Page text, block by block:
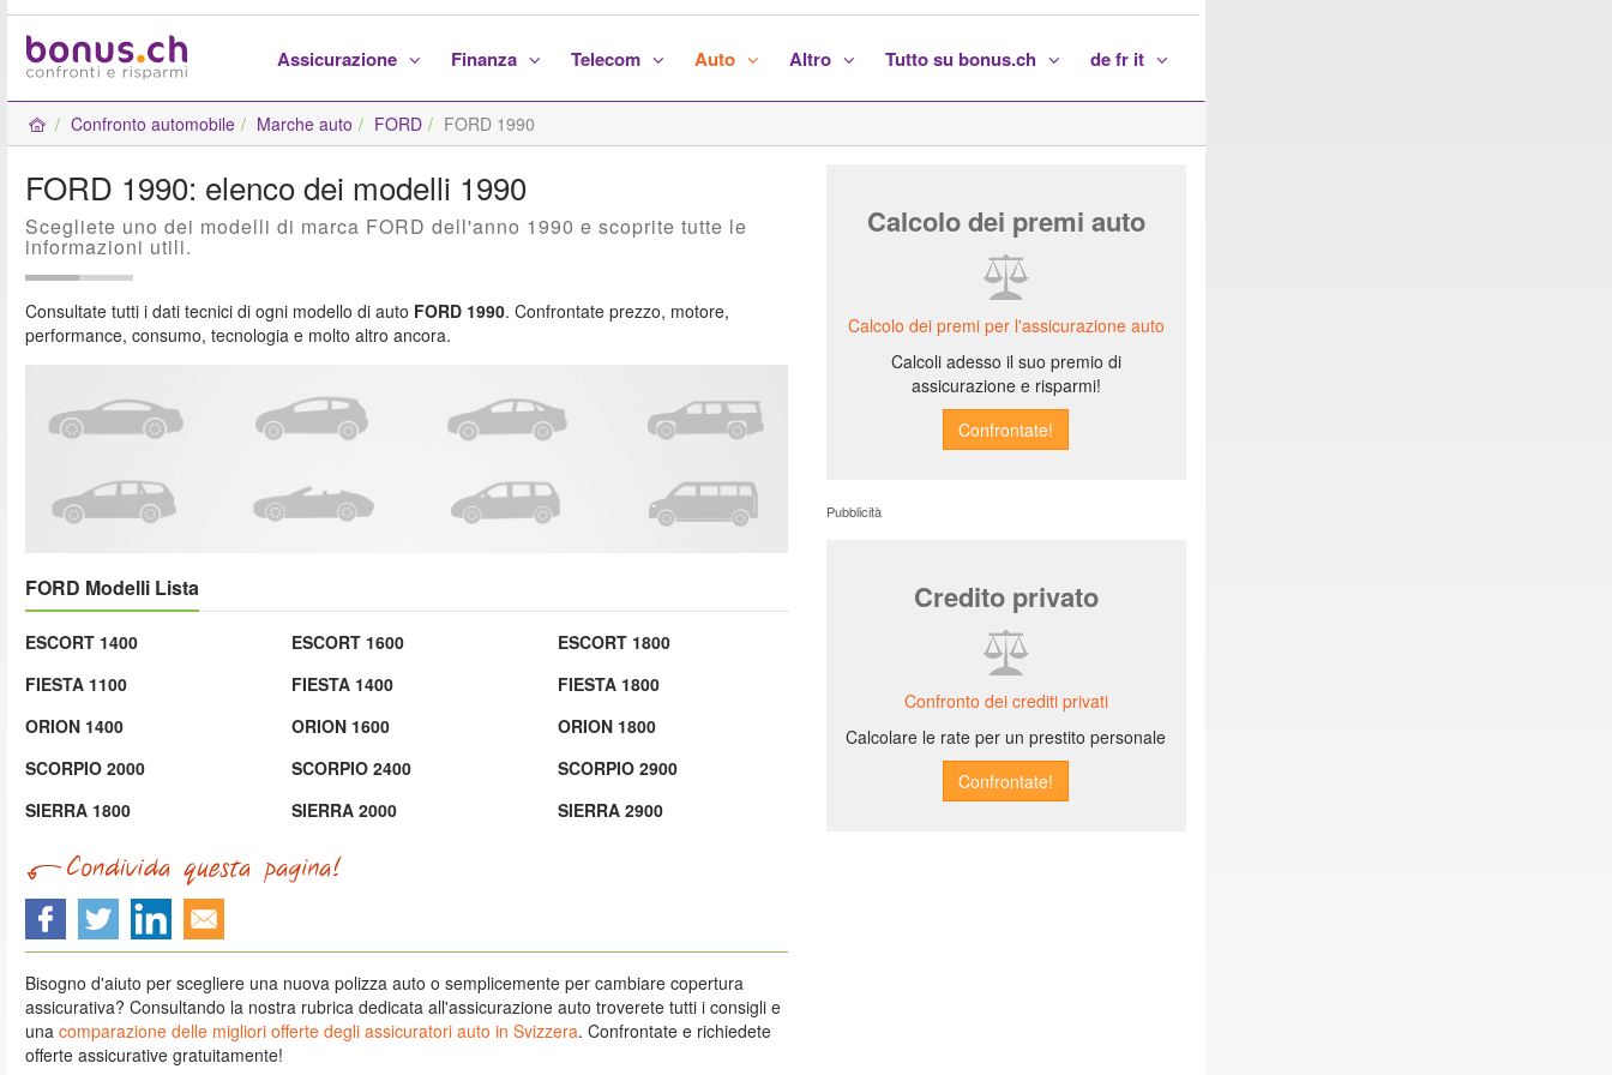
Assicurazione Finanza Telecom Auto Altro Tutto su bonus.ch de fr it
Confronto automobile Marche auto FORD FORD 1990
FORD 1990: elenco dei modelli 1990
Scegliete uno dei modelli di marca FORD dell'anno 1990 e scoprite tutte le
informazioni utili.
Consultate tutti i dati tecnici di ogni modello di auto FORD 1990. Confrontate prezzo, motore,
performance, consumo, tecnologia e molto altro ancora.
FORD Modelli Lista
ESCORT 1400 ESCORT 1600
ESCORT 1800
FIESTA 1100
FIESTA 1400
FIESTA 1800
ORION 1400
ORION 1600
ORION 1800
SCORPIO 2000
SCORPIO 2400
SCORPIO 2900
SIERRA 1800
SIERRA 2000 SIERRA 2900
Bisogno d'aiuto per scegliere una nuova polizza auto o semplicemente per cambiare copertura
assicurativa? Consultando la nostra rubrica dedicata all'assicurazione auto troverete tutti i consigli e
una comparazione delle migliori offerte degli assicuratori auto in Svizzera. Confrontate e richiedete
offerte assicurative gratuitamente!
Calcolo dei premi auto
Calcolo dei premi per l'assicurazione auto
Calcoli adesso il suo premio di
assicurazione e risparmi!
Pubblicità
Credito privato
Confronto dei crediti privati
Calcolare le rate per un prestito personale